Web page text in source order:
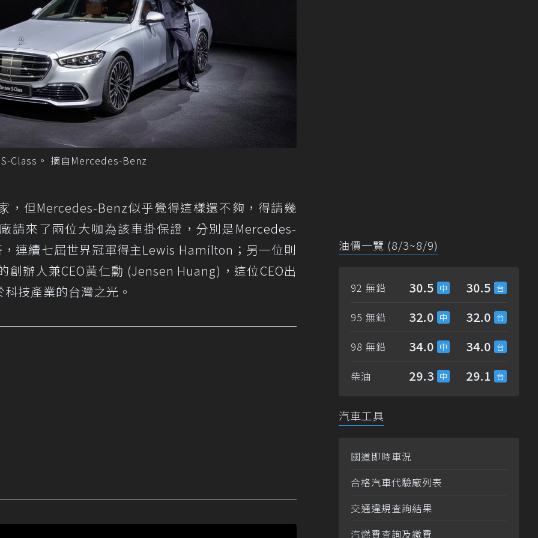
Class。 摘自Mercedes-Benz
，但Mercedes-Benz似乎覺得這樣還不夠，得請幾
請來了兩位大咖為該車掛保證，分別是Mercedes-
連續七屆世界冠軍得主Lewis Hamilton；另一位則
創辦人兼CEO黃仁勳 (Jensen Huang)，這位CEO出
技產業的台灣之光。
油價一覽 (8/3~8/9)
92 無鉛 30.5 30.5
95 無鉛 32.0 32.0
98 無鉛 34.0 34.0
柴油 29.3 29.1
汽車工具
國道即時車況
合格汽車代驗廠列表
交通違規查詢結果
汽燃費查詢及繳費